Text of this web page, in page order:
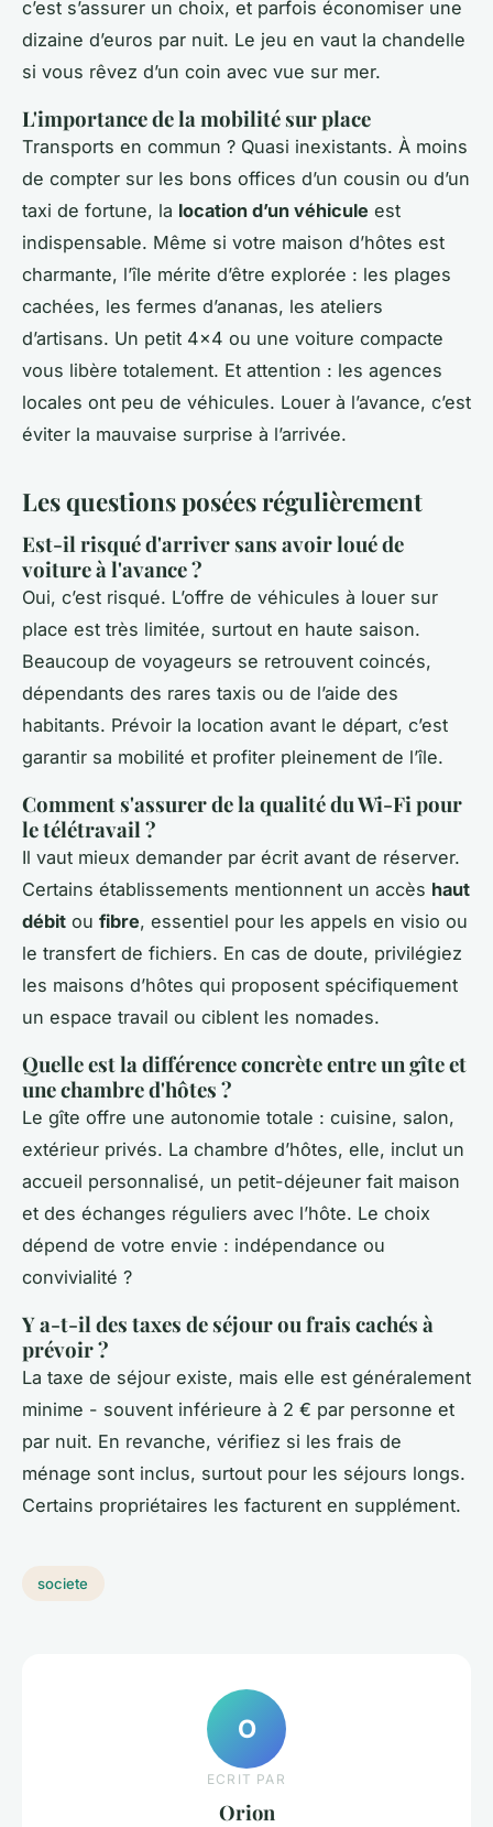
c’est s’assurer un choix, et parfois économiser une
dizaine d’euros par nuit. Le jeu en vaut la chandelle
si vous rêvez d’un coin avec vue sur mer.
L'importance de la mobilité sur place
Transports en commun ? Quasi inexistants. À moins
de compter sur les bons offices d’un cousin ou d’un
taxi de fortune, la location d’un véhicule est
indispensable. Même si votre maison d’hôtes est
charmante, l’île mérite d’être explorée : les plages
cachées, les fermes d’ananas, les ateliers
d’artisans. Un petit 4x4 ou une voiture compacte
vous libère totalement. Et attention : les agences
locales ont peu de véhicules. Louer à l’avance, c’est
éviter la mauvaise surprise à l’arrivée.
Les questions posées régulièrement
Est-il risqué d'arriver sans avoir loué de
voiture à l'avance ?
Oui, c’est risqué. L’offre de véhicules à louer sur
place est très limitée, surtout en haute saison.
Beaucoup de voyageurs se retrouvent coincés,
dépendants des rares taxis ou de l’aide des
habitants. Prévoir la location avant le départ, c’est
garantir sa mobilité et profiter pleinement de l’île.
Comment s'assurer de la qualité du Wi-Fi pour
le télétravail ?
Il vaut mieux demander par écrit avant de réserver.
Certains établissements mentionnent un accès haut
débit ou fibre, essentiel pour les appels en visio ou
le transfert de fichiers. En cas de doute, privilégiez
les maisons d’hôtes qui proposent spécifiquement
un espace travail ou ciblent les nomades.
Quelle est la différence concrète entre un gîte et
une chambre d'hôtes ?
Le gîte offre une autonomie totale : cuisine, salon,
extérieur privés. La chambre d’hôtes, elle, inclut un
accueil personnalisé, un petit-déjeuner fait maison
et des échanges réguliers avec l’hôte. Le choix
dépend de votre envie : indépendance ou
convivialité ?
Y a-t-il des taxes de séjour ou frais cachés à
prévoir ?
La taxe de séjour existe, mais elle est généralement
minime - souvent inférieure à 2 € par personne et
par nuit. En revanche, vérifiez si les frais de
ménage sont inclus, surtout pour les séjours longs.
Certains propriétaires les facturent en supplément.
societe
O
ECRIT PAR
Orion